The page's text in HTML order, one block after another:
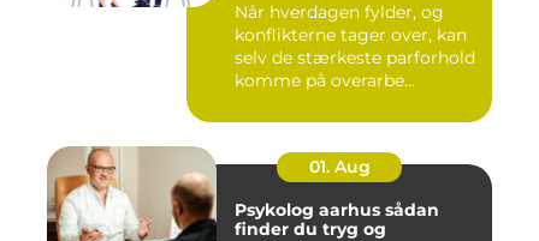
Når hverdagen fylder, og
konflikterne tager over, kan
selv de stærkeste parforhold
komme på overarbe...
01. Aug
Psykolog aarhus sådan
finder du tryg og